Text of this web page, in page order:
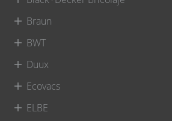
Braun
BWT
Duux
Ecovacs
ELBE